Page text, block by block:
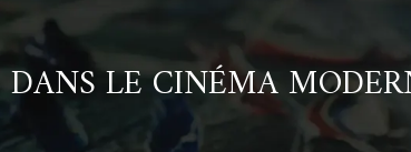
DANS LE CINÉMA